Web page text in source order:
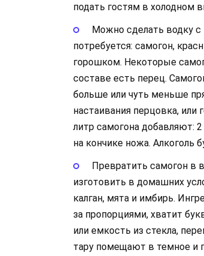
подать гостям в холодном
Можно сделать водку с
потребуется: самогон,
горошком. Некоторые
составе есть перец.
больше или чуть меньше
настаивания перцовка, или
литр самогона добавляют:
на кончике ножа. Алкоголь
Превратить самогон в
изготовить в домашних
калган, мята и имбирь.
за пропорциями, хватит
или емкость из стекла,
тару помещают в темное и